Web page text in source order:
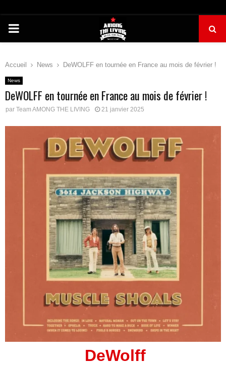
PRIMARY
Accueil News DeWOLFF en tournée en France au mois de février !
News
DeWOLFF en tournée en France au mois de février !
par Team AMONG THE LIVING 21 janvier 2025
DeWolff